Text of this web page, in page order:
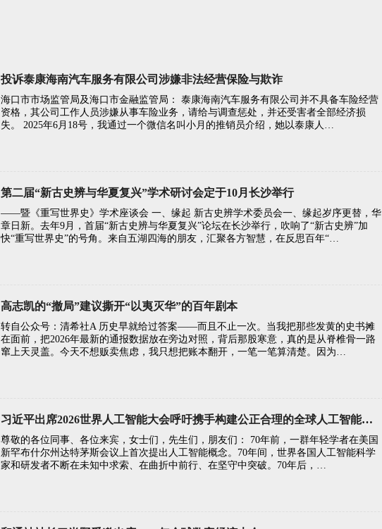
投诉泰康海南汽车服务有限公司涉嫌非法经营保险与欺诈
海口市市场监管局及海口市金融监管局： 泰康海南汽车服务有限公司并不具备车险经营
资格，其公司工作人员涉嫌从事车险业务，请给与调查惩处，并还受害者全部经济损
失。 2025年6月18号，我通过一个微信名叫小月的推销员介绍，她以泰康人…
第二届“新古史辨与华夏复兴”学术研讨会定于10月长沙举行
——暨《重写世界史》学术座谈会 一、缘起 新古史辨学术委员会一、缘起岁序更替，华
章日新。去年9月，首届“新古史辨与华夏复兴”论坛在长沙举行，吹响了“新古史辨”加
快“重写世界史”的号角。来自五湖四海的朋友，汇聚各方智慧，在反思百年“…
高志凯的“撤局”建议撕开“以夷灭华”的百年剧本
转自公众号：清希社A 历史早就给过答案——而且不止一次。当我把那些发黄的史书摊
在面前，把2026年最新的通报数据放在旁边对照，背后那股寒意，真的是从脊椎骨一路
窜上天灵盖。今天不想贩卖焦虑，我只想把账本翻开，一笔一笔算清楚。因为…
习近平出席2026世界人工智能大会呼吁携手构建公正合理的全球人工智能治理体系
尊敬的各位同事、各位来宾，女士们，先生们，朋友们： 70年前，一群年轻学者在美国
新罕布什尔州达特茅斯会议上首次提出人工智能概念。70年间，世界各国人工智能科学
家和研发者不断在未知中求索、在曲折中前行、在坚守中突破。70年后，…